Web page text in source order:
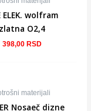
ELEK. wolfram
zlatna O2,4
398,00 RSD
materijali
Nosaeč dizne